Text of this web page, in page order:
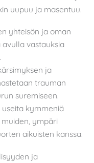
uupuu ja masentuu.
yhteisön ja oman
vastauksia
ja
trauman
suremiseen.
kymmeniä
ympäri
aikuisten kanssa.
ja